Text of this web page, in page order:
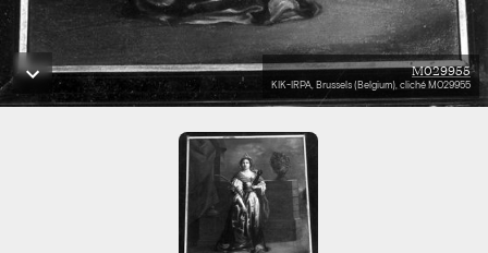
M029955
KIK-IRPA, Brussels (Belgium), cliché M029955